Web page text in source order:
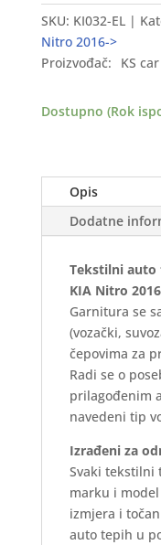
KIA
Nitro
2016-
>
količina
SKU: KI032-EL
Nitro 2016->
Proizvođač:
KS
Dostupno (Rok
Opis
Dodatne
Tekstilni auto
KIA Nitro
Garnitura se
(vozački,
čepovima za
Radi se o
prilagođenim
navedeni tip
Izrađeni za
Svaki tekstilni
marku i
izmjera i
auto tepih u